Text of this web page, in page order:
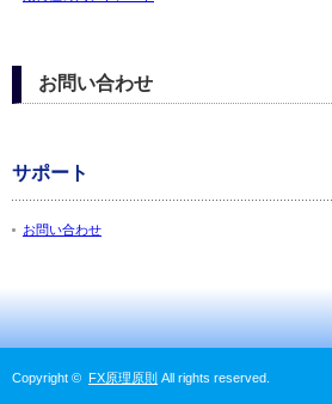
お問い合わせ
サポート
お問い合わせ
Copyright © FX原理原則 All rights reserved.